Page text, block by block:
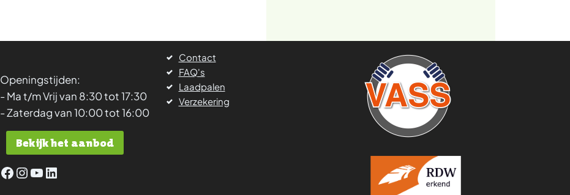
Openingstijden:
- Ma t/m Vrij van 8:30 tot 17:30
- Zaterdag van 10:00 tot 16:00
Bekijk het aanbod
Facebook
Instagram
YouTube
LinkedIn
Contact
FAQ's
Laadpalen
Verzekering